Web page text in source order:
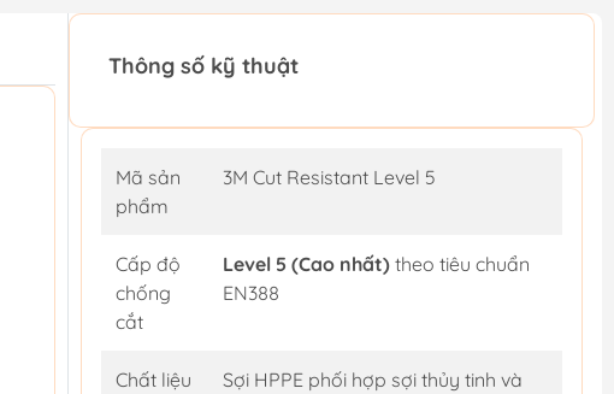
Thông số kỹ thuật
Mã sản
phẩm
3M Cut Resistant Level 5
Cấp độ
chống
cắt
Level 5 (Cao nhất)theo tiêu chuẩn
EN388
Chất liệu
Sợi HPPE phối hợp sợi thủy tinh và